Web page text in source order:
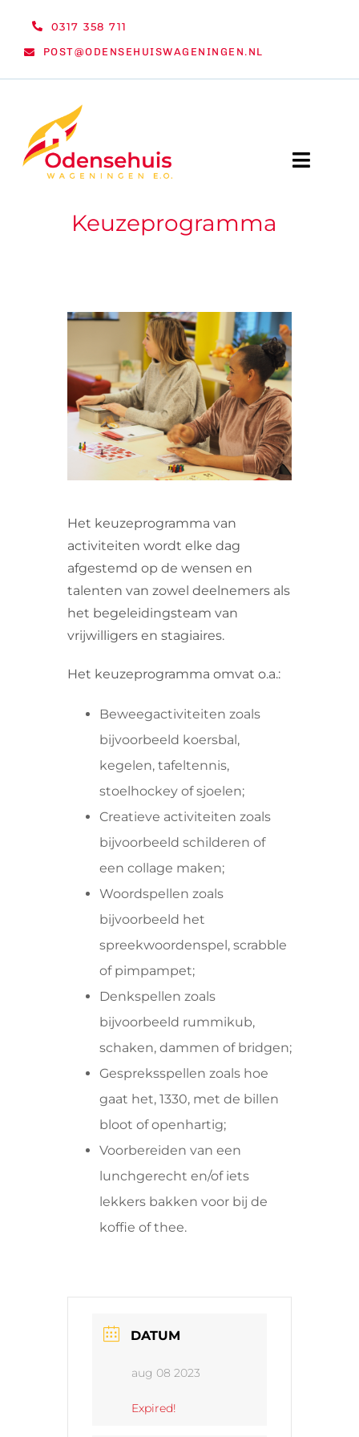
0317 358 711
POST@ODENSEHUISWAGENINGEN.NL
Toggle
WELKOM
VRIJWILLIGERS & STAGIAIRES
Keuzeprogramma
Het keuzeprogramma van
activiteiten wordt elke dag
afgestemd op de wensen en
talenten van zowel deelnemers als
het begeleidingsteam van
vrijwilligers en stagiaires.
Het keuzeprogramma omvat o.a.:
Beweegactiviteiten zoals
bijvoorbeeld koersbal,
kegelen, tafeltennis,
stoelhockey of sjoelen;
Creatieve activiteiten zoals
bijvoorbeeld schilderen of
een collage maken;
Woordspellen zoals
bijvoorbeeld het
spreekwoordenspel, scrabble
of pimpampet;
Denkspellen zoals
bijvoorbeeld rummikub,
schaken, dammen of bridgen;
Gespreksspellen zoals hoe
gaat het, 1330, met de billen
bloot of openhartig;
Voorbereiden van een
lunchgerecht en/of iets
lekkers bakken voor bij de
koffie of thee.
DATUM
aug 08 2023
Expired!